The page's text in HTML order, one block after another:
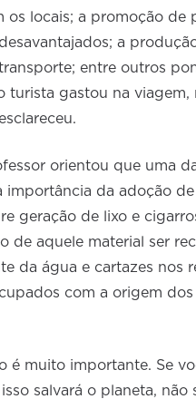
locais; a promoção de
a
entre outros
turista gastou na viagem,
orientou que uma
da adoção
geração de lixo e
de aquele material ser
da água e cartazes nos
com a origem
é muito importante. Se
salvará o planeta, não